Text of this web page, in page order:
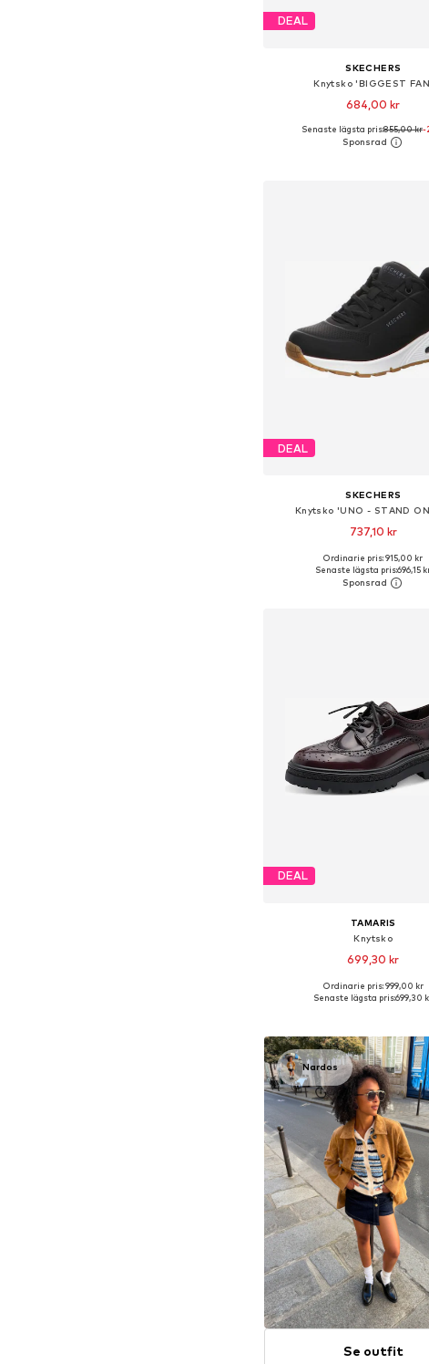
DEAL
SKECHERS
Knytsko 'BIGGEST
684,00 kr
Tillgänglig i många
Senaste lägsta pris:855,00 kr-
DEAL
SKECHERS
Knytsko 'UNO - STAND
737,10 kr
+ 2
Tillgänglig i många
Lägg till i
Ordinarie pris: 915,00 kr
Senaste lägsta pris:696,15
DEAL
TAMARIS
Knytsko
699,30 kr
Tillgänglig i många
Ordinarie pris: 999,00 kr
Senaste lägsta pris:699,30
Nardos
Se outfit